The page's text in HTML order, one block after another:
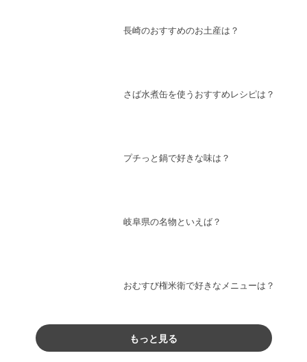
長崎のおすすめのお土産は？
さば水煮缶を使うおすすめレシピは？
プチっと鍋で好きな味は？
岐阜県の名物といえば？
おむすび権米衛で好きなメニューは？
もっと見る